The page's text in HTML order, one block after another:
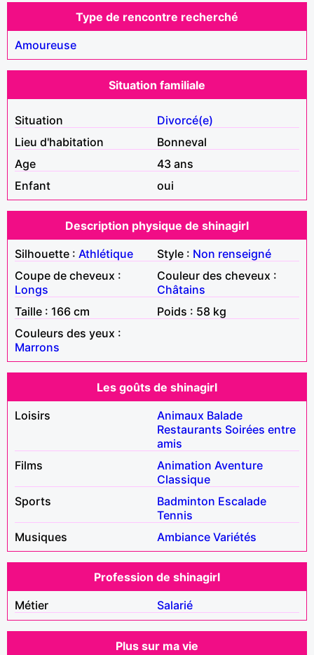
Type de rencontre recherché
Amoureuse
Situation familiale
Situation
Divorcé(e)
Lieu d'habitation
Bonneval
Age
43 ans
Enfant
oui
Description physique de shinagirl
Silhouette : Athlétique Style : Non renseigné
Coupe de cheveux :
Longs
Couleur des cheveux :
Châtains
Taille : 166 cm
Poids : 58 kg
Couleurs des yeux :
Marrons
Les goûts de shinagirl
Loisirs
Animaux Balade
Restaurants Soirées entre
amis
Films
Animation Aventure
Classique
Sports
Badminton Escalade
Tennis
Musiques
Ambiance Variétés
Profession de shinagirl
Métier
Salarié
Plus sur ma vie